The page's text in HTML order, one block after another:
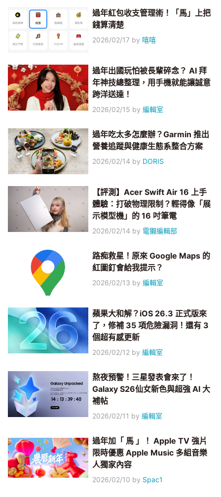
過年紅包收支管理術！「馬」上把
錢算清楚
2026/02/17 by 嘻嘻
過年出國玩怕被長輩碎念？ AI 拜
年神技總整理，用手機就能讓誠意
跨洋送達！
2026/02/15 by編輯室
過年吃太多怎麼辦？Garmin 推出
營養追蹤與健康生態系整合方案
2026/02/14 by DORIS
【評測】Acer Swift Air 16 上手
體驗：打破物理限制？輕得像「展
示模型機」的 16 吋筆電
2026/02/14 by 電獺編輯部
路痴救星！原來 Google Maps 的
紅圖釘會給我提示？
2026/02/13 by編輯室
蘋果大和解？iOS 26.3 正式版來
了，修補 35 項危險漏洞！還有 3
個超有感更新
2026/02/12 by編輯室
熬夜預警！三星發表會來了！
Galaxy S26仙女新色與超強 AI 大
補帖
2026/02/11 by編輯室
過年加「 馬 」！ Apple TV 強片
限時優惠 Apple Music 多組音樂
人獨家內容
2026/02/10 by Spac1